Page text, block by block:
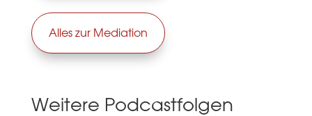
Alles zur Mediation
Weitere Podcastfolgen